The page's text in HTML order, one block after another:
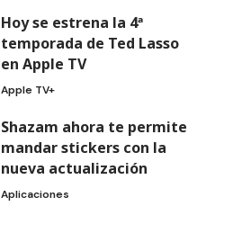
Hoy se estrena la 4ª
temporada de Ted Lasso
en Apple TV
Apple TV+
Shazam ahora te permite
mandar stickers con la
nueva actualización
Aplicaciones